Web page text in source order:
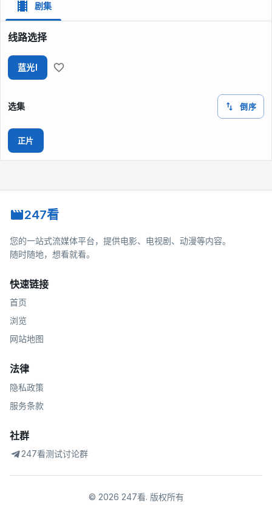
剧集
线路选择
蓝光I
选集 倒序
正片
247看
您的一站式流媒体平台，提供电影、电视剧、动漫等内容。
随时随地，想看就看。
快速链接
首页
浏览
网站地图
法律
隐私政策
服务条款
社群
247看测试讨论群
© 2026 247看. 版权所有